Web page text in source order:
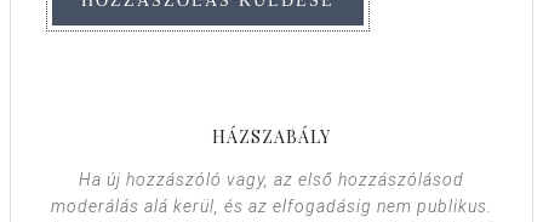
HÁZSZABÁLY
Ha új hozzászóló vagy, az első hozzászólásod
moderálás alá kerül, és az elfogadásig nem publikus.